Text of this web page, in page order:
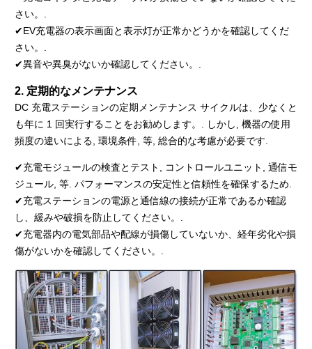
さい。.
✔EV充電器の表示画面と表示灯が正常かどうかを確認してくだ
さい。.
✔異音や異臭がないか確認してください。.
2. 定期的なメンテナンス
DC 充電ステーションの定期メンテナンス サイクルは、少なくと
も年に 1 回実行することをお勧めします。. しかし, 機器の使用
頻度の違いによる, 環境条件, 等, 総合的な考慮が必要です.
✔充電モジュールの検査とテスト, コントロールユニット, 通信モ
ジュール, 等. パフォーマンスの安定性と信頼性を確保するため.
✔充電ステーションの電源と通信線の接続が正常であるか確認
し、緩みや破損を防止してください。.
✔充電器内の電気部品や配線が損傷していないか、経年劣化や損
傷がないかを確認してください。.